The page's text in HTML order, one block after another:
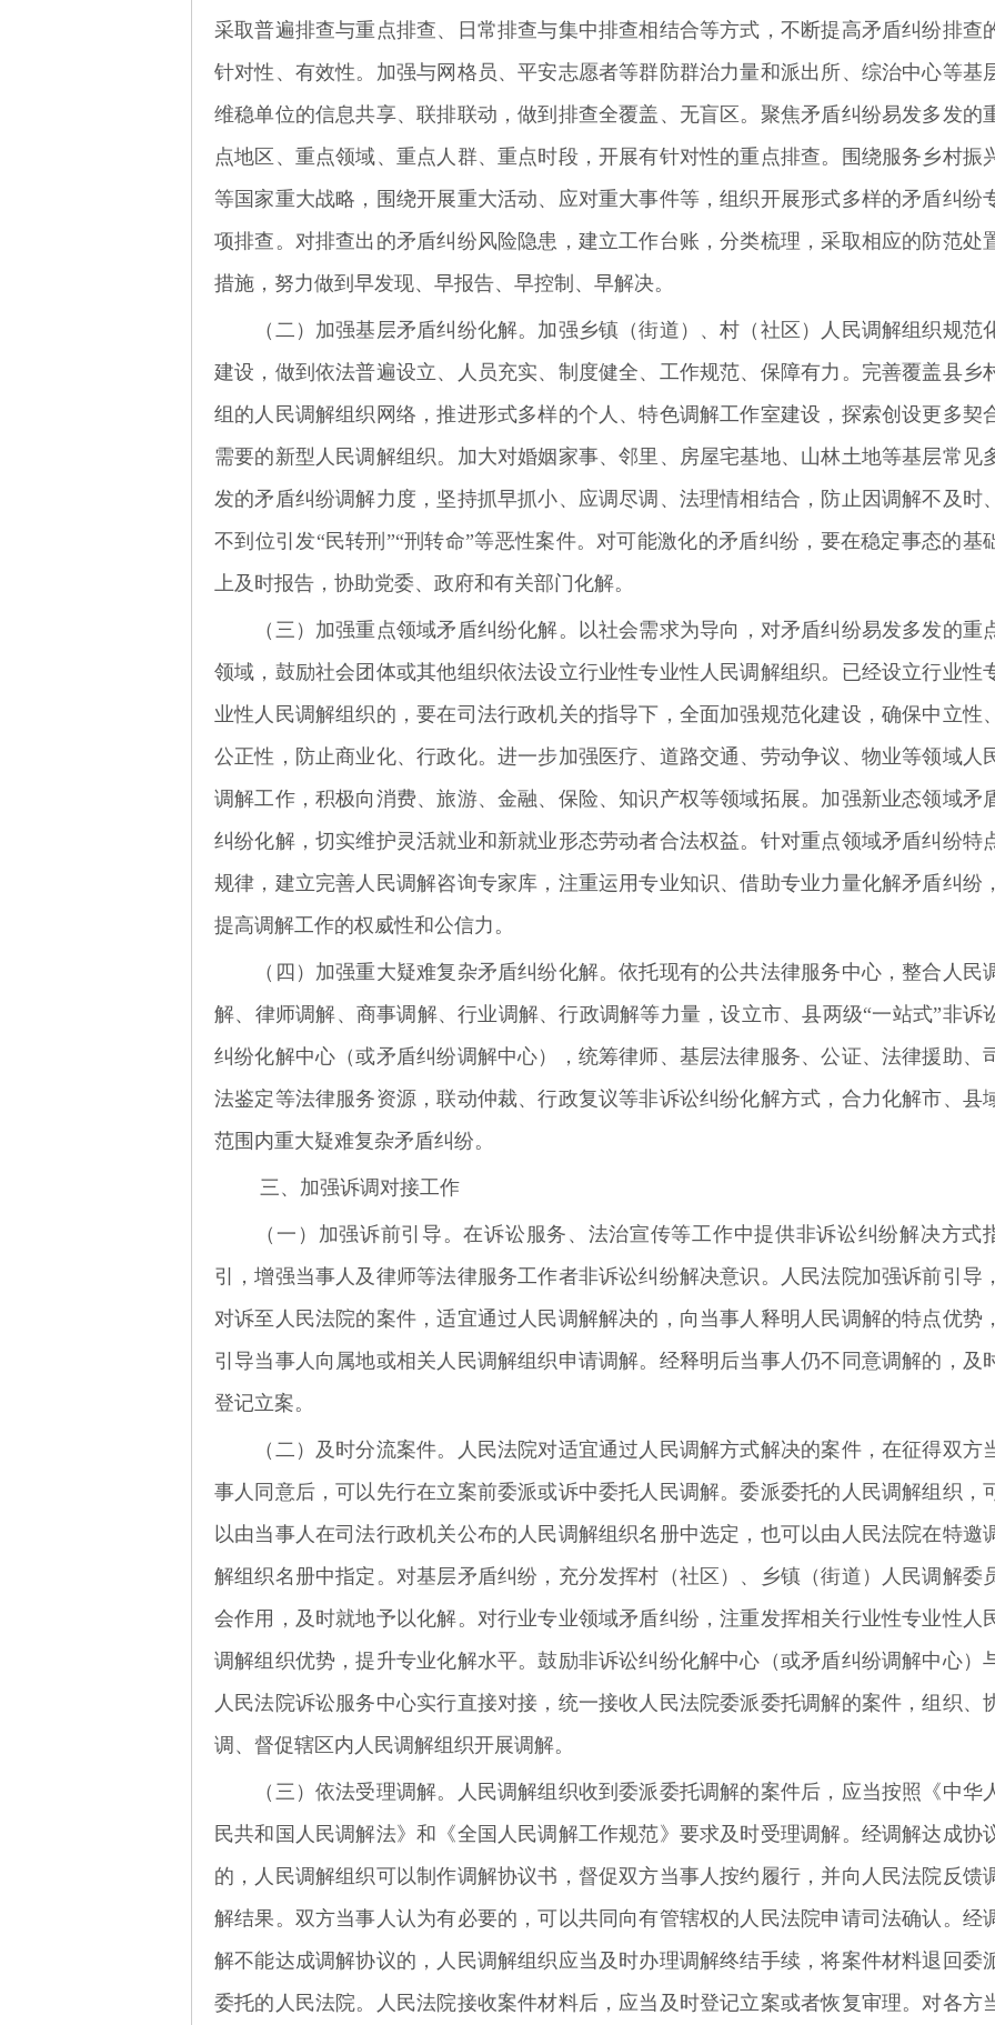
采取普遍排查与重点排查、日常排查与集中排查相结合等方式，不断提高矛盾纠纷排查
针对性、有效性。加强与网格员、平安志愿者等群防群治力量和派出所、综治中心等基
维稳单位的信息共享、联排联动，做到排查全覆盖、无盲区。聚焦矛盾纠纷易发多发的
点地区、重点领域、重点人群、重点时段，开展有针对性的重点排查。围绕服务乡村振
等国家重大战略，围绕开展重大活动、应对重大事件等，组织开展形式多样的矛盾纠纷
项排查。对排查出的矛盾纠纷风险隐患，建立工作台账，分类梳理，采取相应的防范处
措施，努力做到早发现、早报告、早控制、早解决。
（二）加强基层矛盾纠纷化解。 加强乡镇（街道）、村（社区）人民调解组织规范
建设，做到依法普遍设立、人员充实、制度健全、工作规范、保障有力。完善覆盖县乡
组的人民调解组织网络，推进形式多样的个人、特色调解工作室建设，探索创设更多契
需要的新型人民调解组织。加大对婚姻家事、邻里、房屋宅基地、山林土地等基层常见
发的矛盾纠纷调解力度，坚持抓早抓小、应调尽调、法理情相结合，防止因调解不及时、
不到位引发“民转刑”“刑转命”等恶性案件。对可能激化的矛盾纠纷，要在稳定事态的基
上及时报告，协助党委、政府和有关部门化解。
（三）加强重点领域矛盾纠纷化解。 以社会需求为导向，对矛盾纠纷易发多发的重
领域，鼓励社会团体或其他组织依法设立行业性专业性人民调解组织。已经设立行业性
业性人民调解组织的，要在司法行政机关的指导下，全面加强规范化建设，确保中立性、
公正性，防止商业化、行政化。进一步加强医疗、道路交通、劳动争议、物业等领域人
调解工作，积极向消费、旅游、金融、保险、知识产权等领域拓展。加强新业态领域矛
纠纷化解，切实维护灵活就业和新就业形态劳动者合法权益。针对重点领域矛盾纠纷特
规律，建立完善人民调解咨询专家库，注重运用专业知识、借助专业力量化解矛盾纠纷，
提高调解工作的权威性和公信力。
（四）加强重大疑难复杂矛盾纠纷化解。依托现有的公共法律服务中心，整合人民
解、律师调解、商事调解、行业调解、行政调解等力量，设立市、县两级“一站式”非诉
纠纷化解中心（或矛盾纠纷调解中心），统筹律师、基层法律服务、公证、法律援助、
法鉴定等法律服务资源，联动仲裁、行政复议等非诉讼纠纷化解方式，合力化解市、县
范围内重大疑难复杂矛盾纠纷。
三、加强诉调对接工作
（一）加强诉前引导。在诉讼服务、法治宣传等工作中提供非诉讼纠纷解决方式
引，增强当事人及律师等法律服务工作者非诉讼纠纷解决意识。人民法院加强诉前引导，
对诉至人民法院的案件，适宜通过人民调解解决的，向当事人释明人民调解的特点优势，
引导当事人向属地或相关人民调解组织申请调解。经释明后当事人仍不同意调解的，及
登记立案。
（二）及时分流案件。
人民法院对适宜通过人民调解方式解决的案件，在征得双方
事人同意后，可以先行在立案前委派或诉中委托人民调解。委派委托的人民调解组织，
以由当事人在司法行政机关公布的人民调解组织名册中选定，也可以由人民法院在特邀
解组织名册中指定。对基层矛盾纠纷，充分发挥村（社区）、乡镇（街道）人民调解委
会作用，及时就地予以化解。对行业专业领域矛盾纠纷，注重发挥相关行业性专业性人
调解组织优势，提升专业化解水平。鼓励非诉讼纠纷化解中心（或矛盾纠纷调解中心）
人民法院诉讼服务中心实行直接对接，统一接收人民法院委派委托调解的案件，组织、
调、督促辖区内人民调解组织开展调解。
（三）依法受理调解。
人民调解组织收到委派委托调解的案件后，应当按照《中华
民共和国人民调解法》和《全国人民调解工作规范》要求及时受理调解。经调解达成协
的，人民调解组织可以制作调解协议书，督促双方当事人按约履行，并向人民法院反馈
解结果。双方当事人认为有必要的，可以共同向有管辖权的人民法院申请司法确认。经
解不能达成调解协议的，人民调解组织应当及时办理调解终结手续，将案件材料退回委
委托的人民法院。人民法院接收案件材料后，应当及时登记立案或者恢复审理。对各方